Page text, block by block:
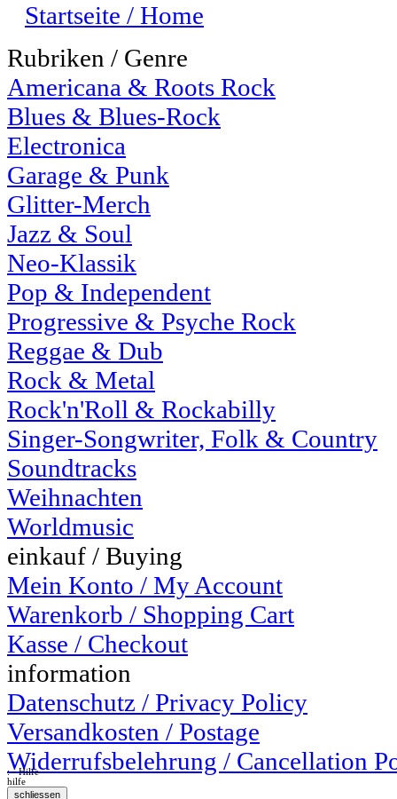
Startseite / Home
Rubriken / Genre
Americana & Roots Rock
Blues & Blues-Rock
Electronica
Garage & Punk
Glitter-Merch
Jazz & Soul
Neo-Klassik
Pop & Independent
Progressive & Psyche Rock
Reggae & Dub
Rock & Metal
Rock'n'Roll & Rockabilly
Singer-Songwriter, Folk & Country
Soundtracks
Weihnachten
Worldmusic
einkauf / Buying
Mein Konto / My Account
Warenkorb / Shopping Cart
Kasse / Checkout
information
Datenschutz / Privacy Policy
Versandkosten / Postage
Widerrufsbelehrung / Cancellation
: - Hilfe
hilfe